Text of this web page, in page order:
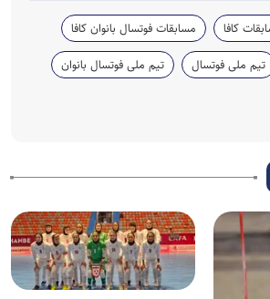
کافا
مسابقات فوتسال بانوان کافا
تیم ملی فوتسال
تیم ملی فوتسال بانوان